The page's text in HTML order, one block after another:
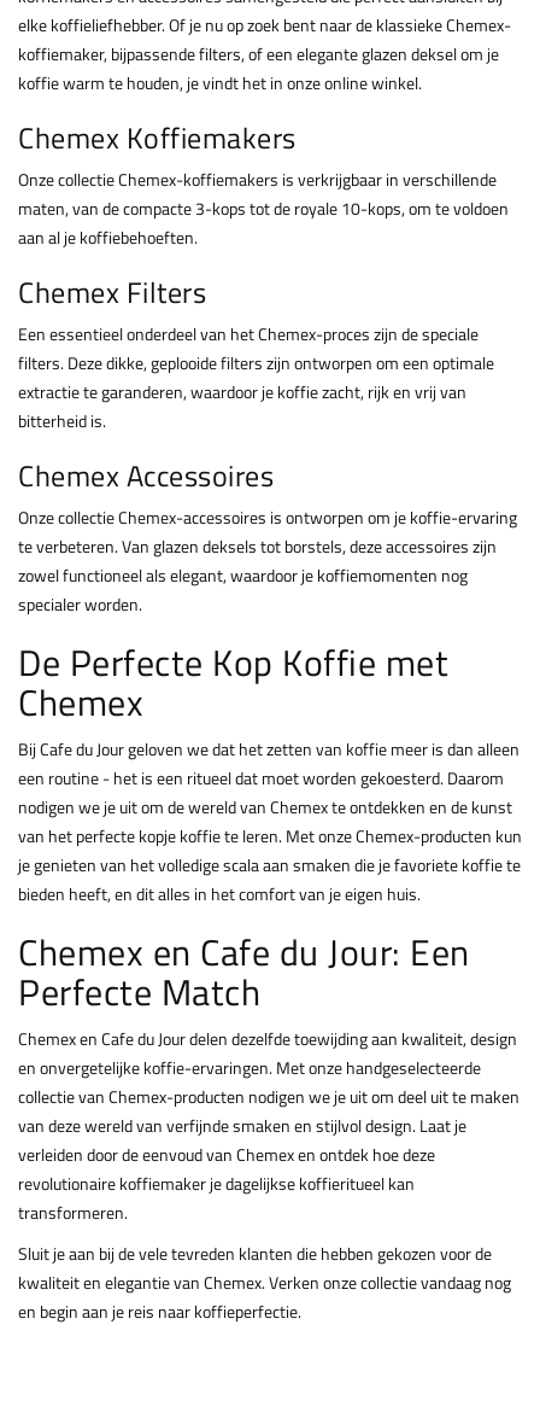
elke koffieliefhebber. Of je nu op zoek bent naar de klassieke Chemex-
koffiemaker, bijpassende filters, of een elegante glazen deksel om je
koffie warm te houden, je vindt het in onze online winkel.
Chemex Koffiemakers
Onze collectie Chemex-koffiemakers is verkrijgbaar in verschillende
maten, van de compacte 3-kops tot de royale 10-kops, om te voldoen
aan al je koffiebehoeften.
Chemex Filters
Een essentieel onderdeel van het Chemex-proces zijn de speciale
filters. Deze dikke, geplooide filters zijn ontworpen om een optimale
extractie te garanderen, waardoor je koffie zacht, rijk en vrij van
bitterheid is.
Chemex Accessoires
Onze collectie Chemex-accessoires is ontworpen om je koffie-ervaring
te verbeteren. Van glazen deksels tot borstels, deze accessoires zijn
zowel functioneel als elegant, waardoor je koffiemomenten nog
specialer worden.
De Perfecte Kop Koffie met
Chemex
Bij Cafe du Jour geloven we dat het zetten van koffie meer is dan alleen
een routine - het is een ritueel dat moet worden gekoesterd. Daarom
nodigen we je uit om de wereld van Chemex te ontdekken en de kunst
van het perfecte kopje koffie te leren. Met onze Chemex-producten kun
je genieten van het volledige scala aan smaken die je favoriete koffie te
bieden heeft, en dit alles in het comfort van je eigen huis.
Chemex en Cafe du Jour: Een
Perfecte Match
Chemex en Cafe du Jour delen dezelfde toewijding aan kwaliteit, design
en onvergetelijke koffie-ervaringen. Met onze handgeselecteerde
collectie van Chemex-producten nodigen we je uit om deel uit te maken
van deze wereld van verfijnde smaken en stijlvol design. Laat je
verleiden door de eenvoud van Chemex en ontdek hoe deze
revolutionaire koffiemaker je dagelijkse koffieritueel kan
transformeren.
Sluit je aan bij de vele tevreden klanten die hebben gekozen voor de
kwaliteit en elegantie van Chemex. Verken onze collectie vandaag nog
en begin aan je reis naar koffieperfectie.